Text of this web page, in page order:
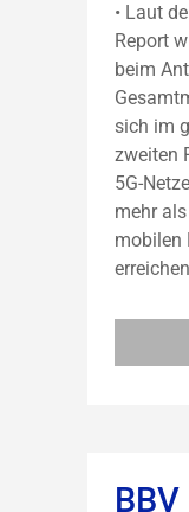
• Laut
Report
beim
sich im
zweiten
5G-
mehr
mobilen